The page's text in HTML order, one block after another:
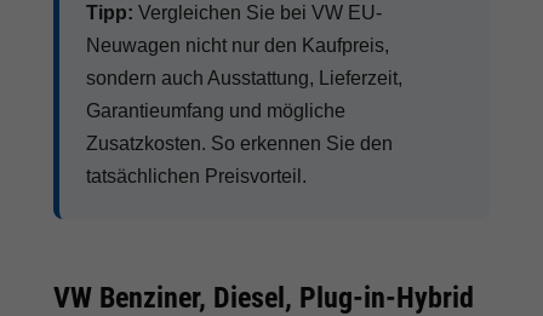
Tipp: Vergleichen Sie bei VW EU-
Neuwagen nicht nur den Kaufpreis,
sondern auch Ausstattung, Lieferzeit,
Garantieumfang und mögliche
Zusatzkosten. So erkennen Sie den
tatsächlichen Preisvorteil.
VW Benziner, Diesel, Plug-in-Hybrid